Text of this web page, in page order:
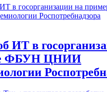
ИТ в
ФБУН ЦНИИ